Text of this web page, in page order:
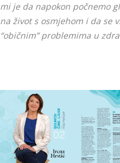
mi je da napokon počnemo
na život s osmjehom i da se
“običnim” problemima u